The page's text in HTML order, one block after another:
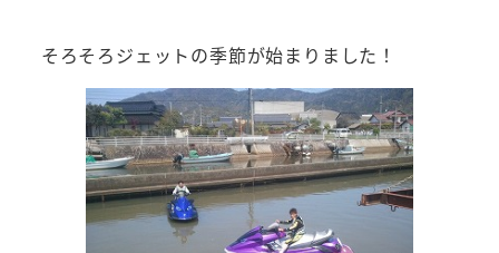
そろそろジェットの季節が始まりました！